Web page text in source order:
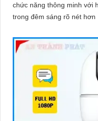
chức năng thông minh với
trong đêm sáng rõ nét hơn